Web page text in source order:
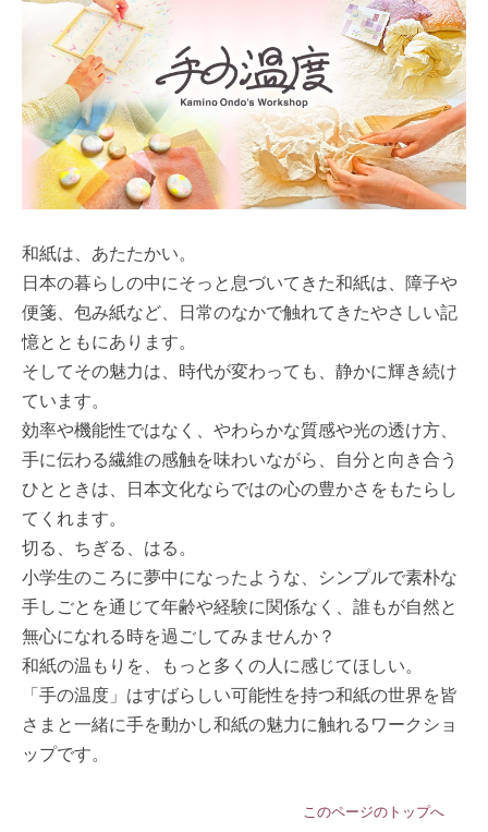
和紙は、あたたかい。
日本の暮らしの中にそっと息づいてきた和紙は、障子や
便箋、包み紙など、日常のなかで触れてきたやさしい記
憶とともにあります。
そしてその魅力は、時代が変わっても、静かに輝き続け
ています。
効率や機能性ではなく、やわらかな質感や光の透け方、
手に伝わる繊維の感触を味わいながら、自分と向き合う
ひとときは、日本文化ならではの心の豊かさをもたらし
てくれます。
切る、ちぎる、はる。
小学生のころに夢中になったような、シンプルで素朴な
手しごとを通じて年齢や経験に関係なく、誰もが自然と
無心になれる時を過ごしてみませんか？
和紙の温もりを、もっと多くの人に感じてほしい。
「手の温度」はすばらしい可能性を持つ和紙の世界を皆
さまと一緒に手を動かし和紙の魅力に触れるワークショ
ップです。
このページのトップへ